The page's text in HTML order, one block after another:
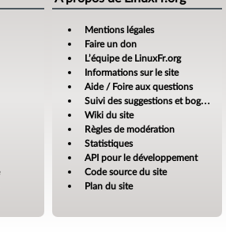
Mentions légales
Faire un don
L’équipe de LinuxFr.org
Informations sur le site
Aide / Foire aux questions
Suivi des suggestions et bogues
Wiki du site
Règles de modération
Statistiques
API pour le développement
Code source du site
Plan du site